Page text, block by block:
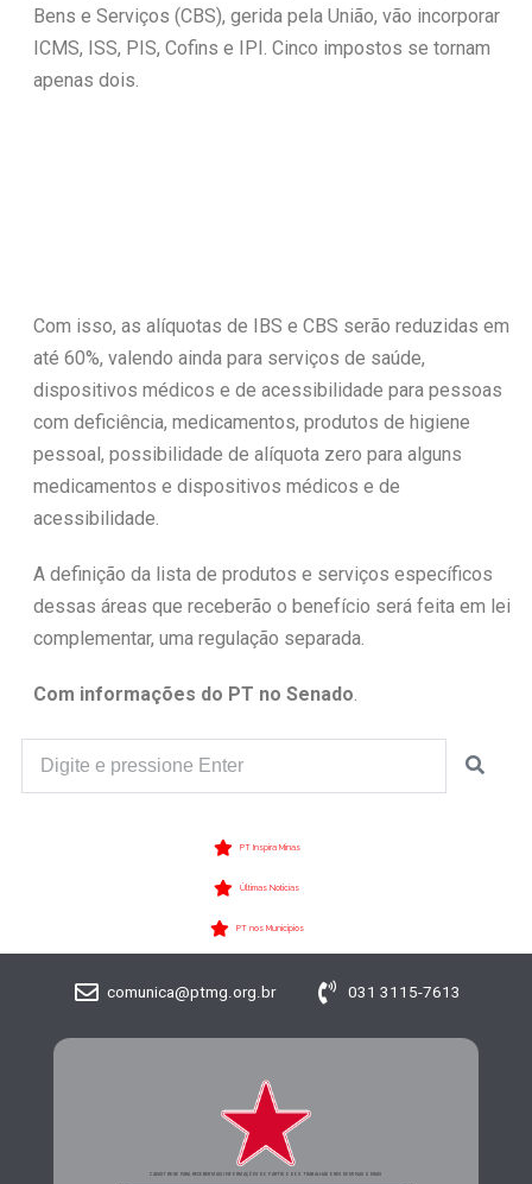
Bens e Serviços (CBS), gerida pela União, vão incorporar
ICMS, ISS, PIS, Cofins e IPI. Cinco impostos se tornam
apenas dois.
Com isso, as alíquotas de IBS e CBS serão reduzidas em
até 60%, valendo ainda para serviços de saúde,
dispositivos médicos e de acessibilidade para pessoas
com deficiência, medicamentos, produtos de higiene
pessoal, possibilidade de alíquota zero para alguns
medicamentos e dispositivos médicos e de
acessibilidade.
A definição da lista de produtos e serviços específicos
dessas áreas que receberão o benefício será feita em lei
complementar, uma regulação separada.
Com informações do PT no Senado.
PT Inspira Minas
Últimas Notícias
PT nos Municípios
comunica@ptmg.org.br 031 3115-7613
CADASTRE-SE PARA RECEBER MAIS INFORMAÇÕES DO PARTIDO DOS TRABALHADORES DE MINAS GERAIS